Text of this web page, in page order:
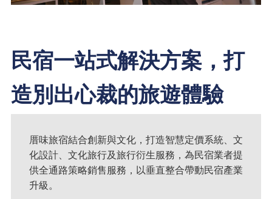
民宿一站式解決方案，打
造別出心裁的旅遊體驗
厝味旅宿結合創新與文化，打造智慧定價系統、文
化設計、文化旅行及旅行衍生服務，為民宿業者提
供全通路策略銷售服務，以垂直整合帶動民宿產業
升級。